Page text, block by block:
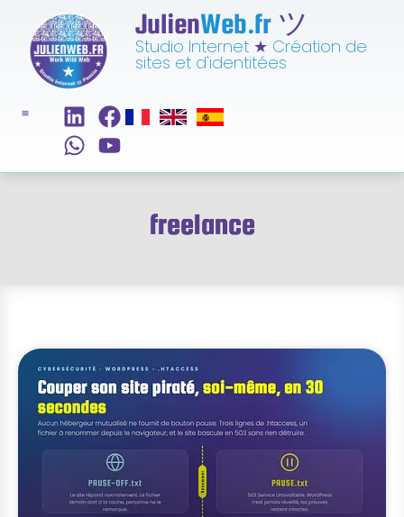
JulienWeb.fr ツ
Studio Internet ★ Création de
sites et d'identitées
freelance